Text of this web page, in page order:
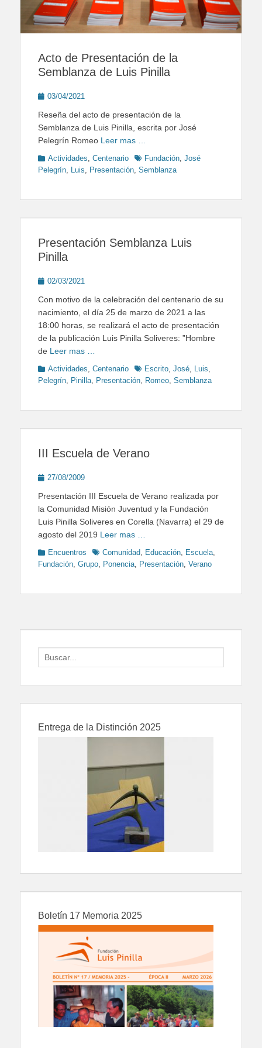
Acto de Presentación de la
Semblanza de Luis Pinilla
Posted
03/04/2021
Reseña del acto de presentación de la
Semblanza de Luis Pinilla, escrita por José
Pelegrín Romeo Leer mas …
Categories
Actividades Centenario TagsFundación José
Pelegrín
Luis Presentación Semblanza
Presentación Semblanza Luis
Pinilla
Posted
02/03/2021
Con motivo de la celebración del centenario de su
nacimiento, el día 25 de marzo de 2021 a las
18:00 horas, se realizará el acto de presentación
de la publicación Luis Pinilla Soliveres: ”Hombre
de Leer mas …
Categories
Actividades Centenario TagsEscrito José Luis
Pelegrín
Pinilla Presentación Romeo Semblanza
III Escuela de Verano
Posted
27/08/2009
Presentación III Escuela de Verano realizada por
la Comunidad Misión Juventud y la Fundación
Luis Pinilla Soliveres en Corella (Navarra) el 29 de
agosto del 2019 Leer mas …
Categories
Encuentros TagsComunidad Educación Escuela
Fundación Grupo Ponencia Presentación Verano
Search
for:
Entrega de la Distinción 2025
Boletín 17 Memoria 2025